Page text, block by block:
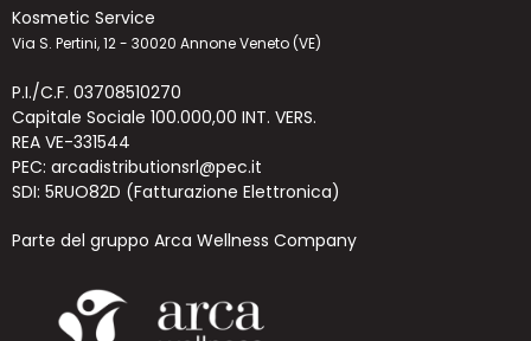
Kosmetic Service
Via S. Pertini, 12 - 30020 Annone Veneto (VE)
P.I./C.F. 03708510270
Capitale Sociale 100.000,00 INT. VERS.
REA VE-331544
PEC: arcadistributionsrl@pec.it
SDI: 5RUO82D (Fatturazione Elettronica)
Parte del gruppo Arca Wellness Company